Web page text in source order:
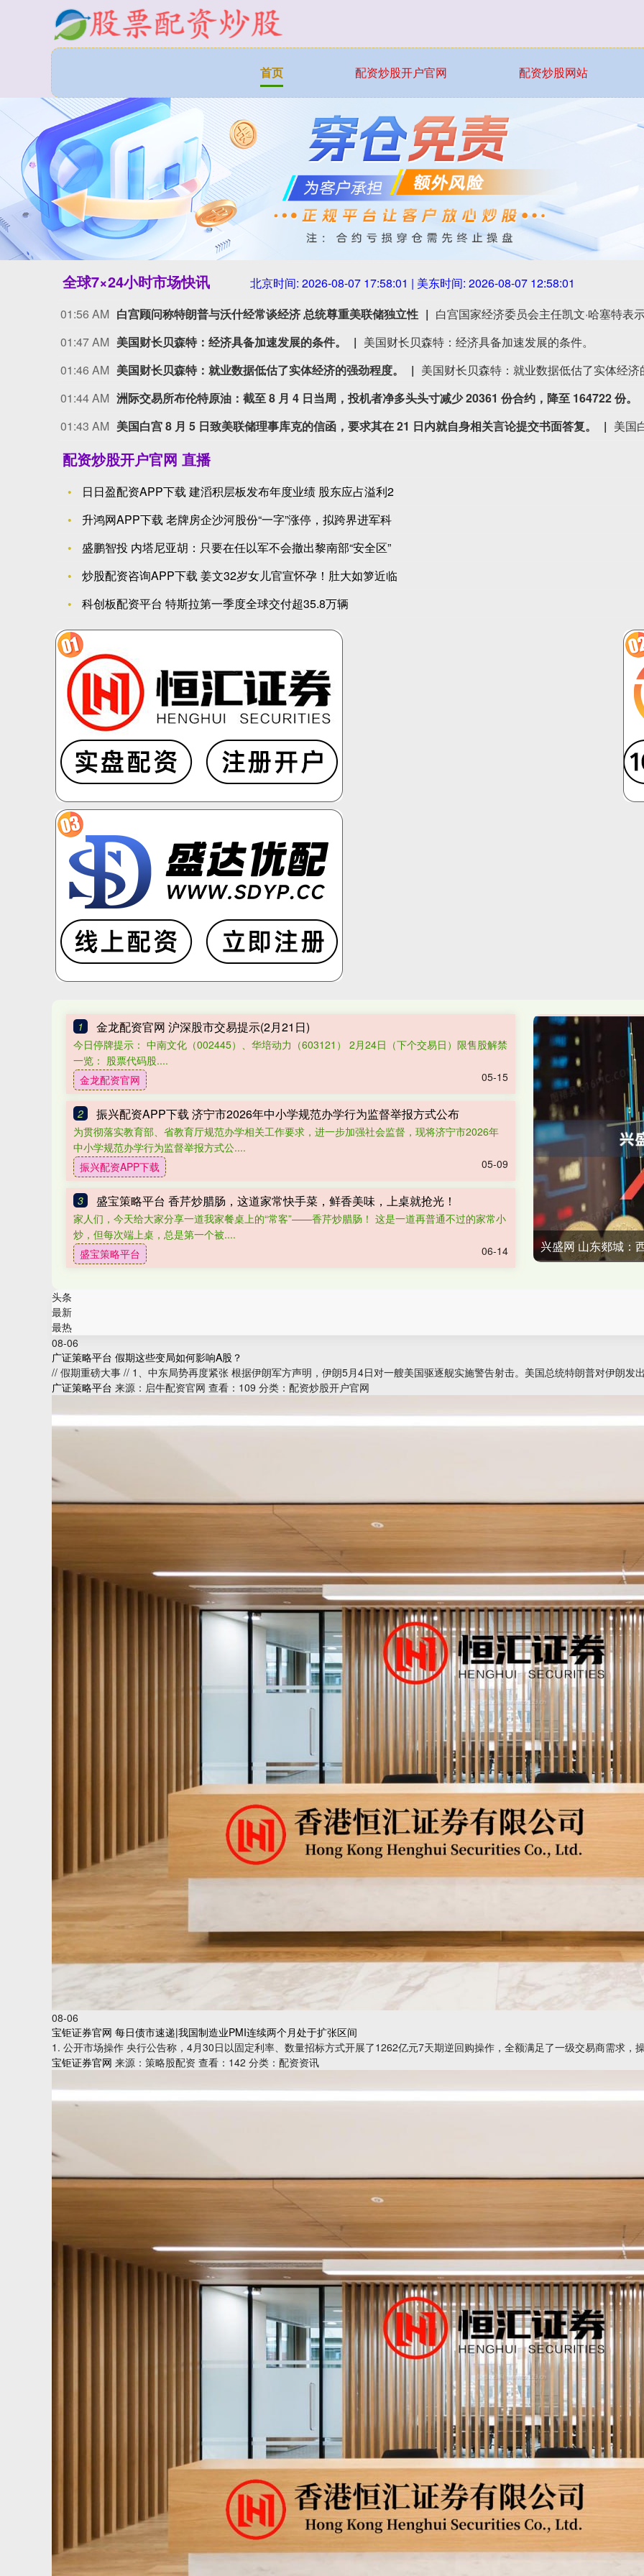
首页 配资炒股开户官网 配资炒股网站
全球7×24小时市场快讯 北京时间: 2026-08-07 17:58:04 | 美东时间: 2026-08-07 12:58:04
01:56 AM 白宫顾问称特朗普与沃什经常谈经济 总统尊重美联储独立性
01:47 AM 美国财长贝森特：经济具备加速发展的条件。
美国财长贝森特：经济具备加速发展的条件。
01:46 AM 美国财长贝森特：就业数据低估了实体经济的强劲程度。
美国财长贝森特：就业数据低估了实体经
01:44 AM 洲际交易所布伦特原油：截至 8 月 4 日当周，投机者净多头头寸减少 20361 份合约，降至 164722 份。
01:43 AM 美国白宫 8 月 5 日致美联储理事库克的信函，要求其在 21 日内就自身相关言论提交书面答复。
配资炒股开户官网 直播
日日盈配资APP下载 建滔积层板发布年度业绩 股东应占溢利2
升鸿网APP下载 老牌房企沙河股份“一字”涨停，拟跨界进军科
盛鹏智投 内塔尼亚胡：只要在任以军不会撤出黎南部“安全区”
炒股配资咨询APP下载 姜文32岁女儿官宣怀孕！肚大如箩近临
科创板配资平台 特斯拉第一季度全球交付超35.8万辆
1 金龙配资官网 沪深股市交易提示(2月21日)
今日停牌提示： 中南文化（002445）、华培动力（603121） 2月24日（下个交易日）限售股解禁
一览： 股票代码股....
金龙配资官网
05-15
2 振兴配资APP下载 济宁市2026年中小学规范办学行为监督举报方式公布
为贯彻落实教育部、省教育厅规范办学相关工作要求，进一步加强社会监督，现将济宁市2026年
中小学规范办学行为监督举报方式公....
振兴配资APP下载
05-09
3 盛宝策略平台 香芹炒腊肠，这道家常快手菜，鲜香美味，上桌就抢光！
家人们，今天给大家分享一道我家餐桌上的“常客”——香芹炒腊肠！ 这是一道再普通不过的家常小
炒，但每次端上桌，总是第一个被....
盛宝策略平台
06-14 兴盛网 山东郯城：
头条
最新
最热
08-06
广证策略平台 假期这些变局如何影响A股？
// 假期重磅大事 // 1、中东局势再度紧张 根据伊朗军方声明，伊朗5月4日对一艘美国驱逐舰实施警告射击。美国总统特朗普对伊朗发
广证策略平台 来源：启牛配资官网 查看：109 分类：配资炒股开户官网
08-06
宝钜证券官网 每日债市速递|我国制造业PMI连续两个月处于扩张区间
1. 公开市场操作 央行公告称，4月30日以固定利率、数量招标方式开展了1262亿元7天期逆回购操作，全额满足了一级交易商需求，
宝钜证券官网 来源：策略股配资 查看：142 分类：配资资讯